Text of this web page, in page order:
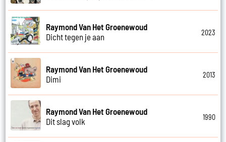
Raymond Van Het Groenewoud
Dicht tegen je aan
2023
Raymond Van Het Groenewoud
Dimi
2013
Raymond Van Het Groenewoud
Dit slag volk
1990